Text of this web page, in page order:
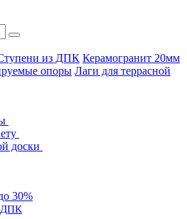
из ДПК Керамогранит 20мм
опоры Лаги для террасной
доски
30%
ДПК